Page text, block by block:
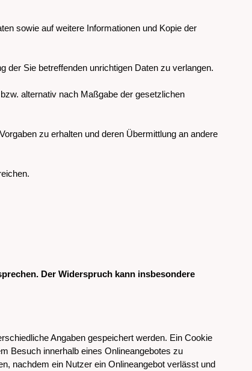
sowie auf weitere Informationen und Kopie der
der Sie betreffenden unrichtigen Daten zu verlangen.
alternativ nach Maßgabe der gesetzlichen
zu erhalten und deren Übermittlung an andere
Der Widerspruch kann insbesondere
Angaben gespeichert werden. Ein Cookie
Besuch innerhalb eines Onlineangebotes zu
nachdem ein Nutzer ein Onlineangebot verlässt und